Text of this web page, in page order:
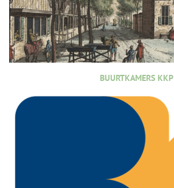
BUURTKAMERS KKP